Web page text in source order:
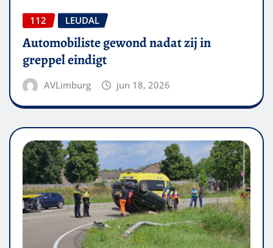
112 LEUDAL
Automobiliste gewond nadat zij in
greppel eindigt
AVLimburg jun 18, 2026